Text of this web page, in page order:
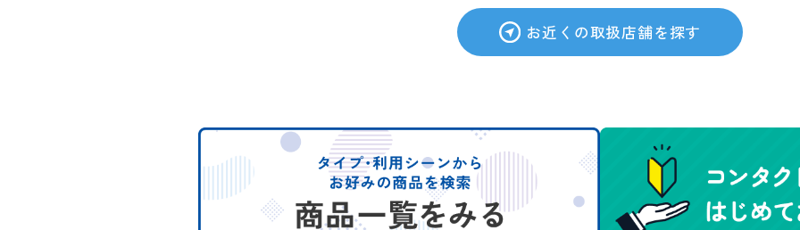
お近くの取扱店舗を探す